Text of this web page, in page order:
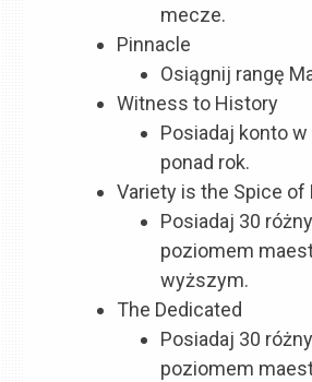
mecze.
Pinnacle
Osiągnij rangę
Witness to History
Posiadaj konto
ponad rok.
Variety is the Spice of
Posiadaj 30
poziomem
wyższym.
The Dedicated
Posiadaj 30
poziomem